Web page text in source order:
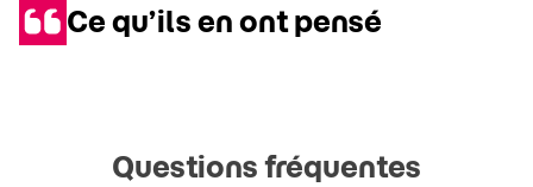
Ce qu’ils en ont pensé
Questions fréquentes